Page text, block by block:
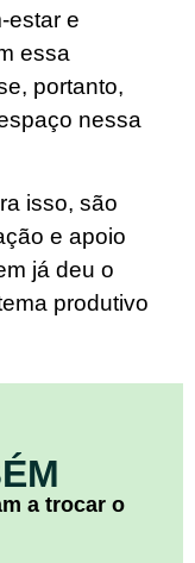
estar e
essa
portanto,
nessa
isso, são
e apoio
já deu o
produtivo
a trocar o